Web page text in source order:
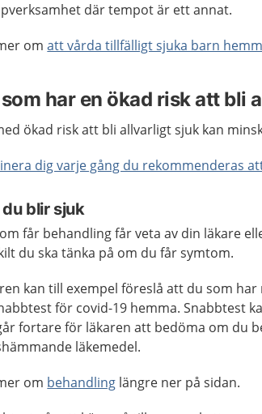
där tempot är ett annat.
omatt vårda tillfälligt sjuka barn
har en ökad risk att bli
ökad risk att bli allvarligt sjuk kan
dig varje gång du rekommenderas
du blir sjuk
får behandling får veta av din läkare
du ska tänka på om du får symtom.
kan till exempel föreslå att du som
för covid-19 hemma. Snabbtest
fortare för läkaren att bedöma om du
läkemedel.
om behandling längre ner på sidan.